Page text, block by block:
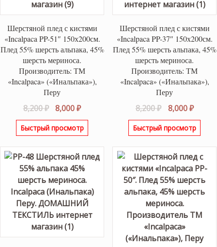
Шерстяной плед с кистями
«Incalpaca PP-51″ 150х200см.
Плед 55% шерсть альпака, 45%
шерсть мериноса.
Производитель: ТМ
«Incalpaca» («Инальпака»),
Перу
8,200₽
Первоначальная
цена
составляла
8,000₽Текущая
цена:
8,000 ₽.
Быстрый просмотр
Шерстяной плед с кистями
«Incalpaca PP-37″ 150х200см.
Плед 55% шерсть альпака, 45%
шерсть мериноса.
Производитель: ТМ
«Incalpaca» («Инальпака»),
Перу
8,200₽
цена
составляла
8,000₽
цена:
8,000
Быстрый просмотр